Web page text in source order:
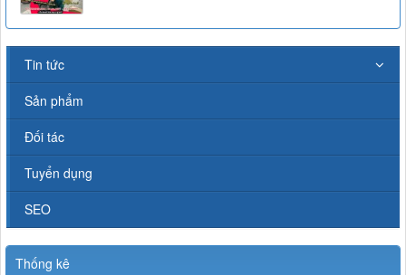
Tin tức
Sản phẩm
Đối tác
Tuyển dụng
SEO
Thống kê